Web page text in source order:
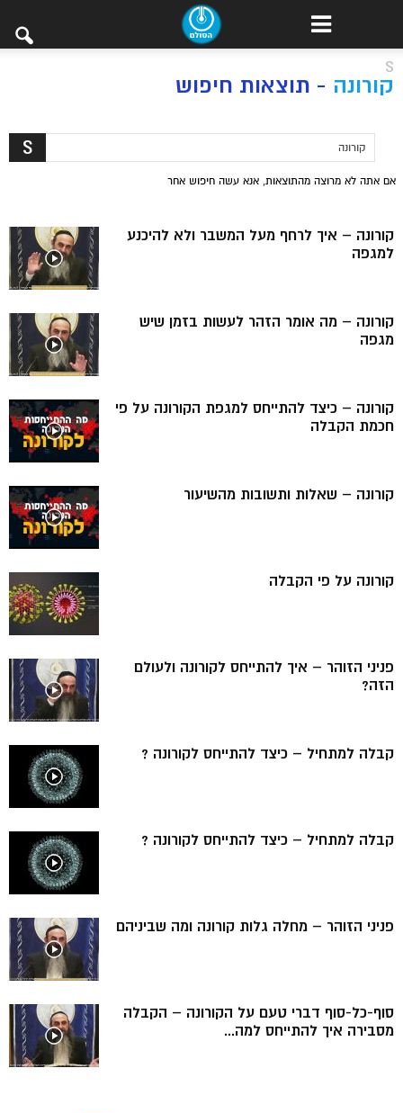
S
קורונה - תוצאות חיפוש
אם אתה לא מרוצה מהתוצאות, אנא עשה חיפוש אחר
קורונה – איך לרחף מעל המשבר ולא להיכנע
למגפה
קורונה – מה אומר הזהר לעשות בזמן שיש
מגפה
קורונה – כיצד להתייחס למגפת הקורונה על פי
חכמת הקבלה
קורונה – שאלות ותשובות מהשיעור
קורונה על פי הקבלה
פניני הזוהר – איך להתייחס לקורונה ולעולם
הזה?
קבלה למתחיל – כיצד להתייחס לקורונה ?
קבלה למתחיל – כיצד להתייחס לקורונה ?
פניני הזוהר – מחלה גלות קורונה ומה שביניהם
סוף-כל-סוף דברי טעם על הקורונה – הקבלה
מסבירה איך להתייחס למה...